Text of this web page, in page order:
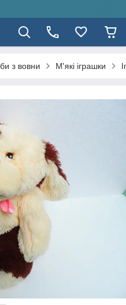
з вовни М'які іграшки